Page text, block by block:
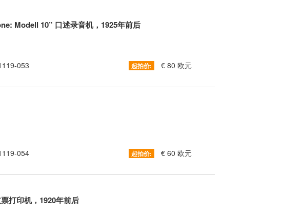
Modell 10” 口述录音机，1925年前后
053 起拍价: € 80 欧元
054 起拍价: € 60 欧元
打印机，1920年前后